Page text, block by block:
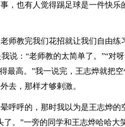
，也有人觉得踢足球是一件快乐
师教完我们花招就让我们自由练
说：“老师教的太简单了。”“对呀
最高。”我一说完，王志烨就把
去，那样才够剌激。
呼呼的，那时我以为是王志烨的
。”一旁的同学和王志烨哈哈大